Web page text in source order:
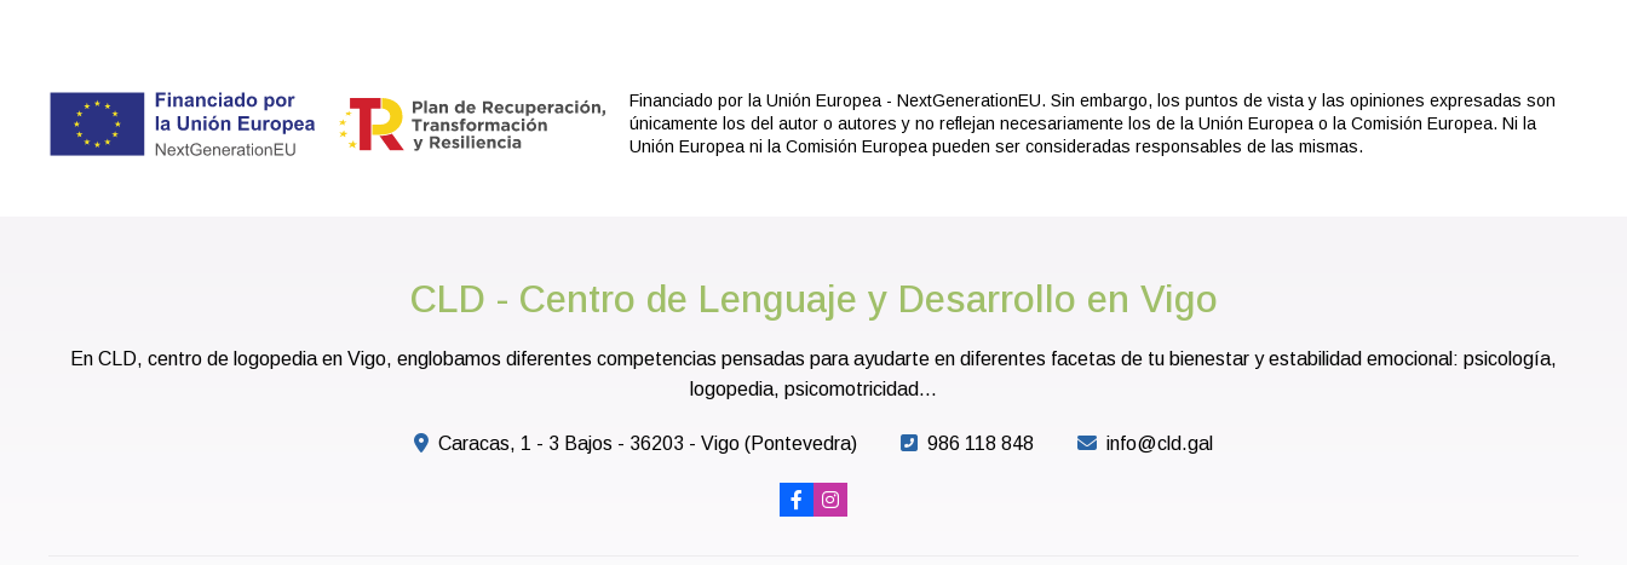
Financiado por la Unión Europea - NextGenerationEU. Sin embargo, los puntos de vista y las opiniones expresadas son
únicamente los del autor o autores y no reflejan necesariamente los de la Unión Europea o la Comisión Europea. Ni la
Unión Europea ni la Comisión Europea pueden ser consideradas responsables de las mismas.
CLD - Centro de Lenguaje y Desarrollo en Vigo
En CLD, centro de logopedia en Vigo, englobamos diferentes competencias pensadas para ayudarte en diferentes facetas de tu bienestar y estabilidad emocional: psicología,
logopedia, psicomotricidad...
Caracas, 1 - 3 Bajos - 36203 - Vigo (Pontevedra) 986 118 848 info@cld.gal